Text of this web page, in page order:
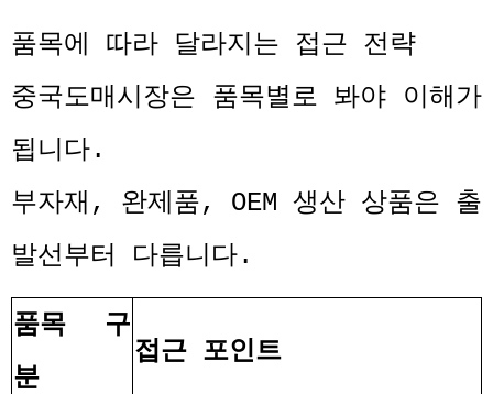
품목에 따라 달라지는 접근 전략
중국도매시장은 품목별로 봐야 이해가
됩니다.
부자재 , 완제품, OEM 생산 상품은 출
발선부터 다릅니다.
품목 구
분
접근 포인트